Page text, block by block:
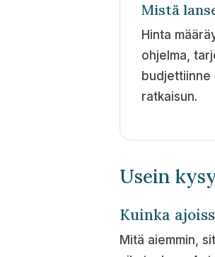
Mistä
Hinta
ohjelma,
budjettiinne
ratkaisun.
Usein
Kuinka
Mitä aiemmin,